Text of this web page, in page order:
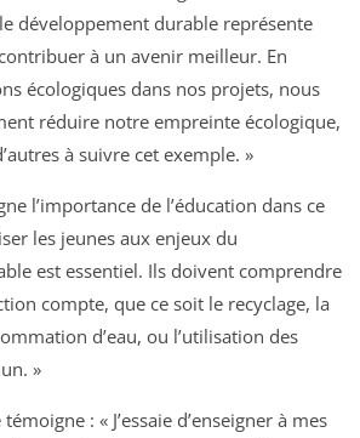
développement durable représente
à un avenir meilleur. En
écologiques dans nos projets, nous
réduire notre empreinte écologique,
à suivre cet exemple. »
l’importance de l’éducation dans ce
les jeunes aux enjeux du
est essentiel. Ils doivent comprendre
compte, que ce soit le recyclage, la
d’eau, ou l’utilisation des
»
: « J’essaie d’enseigner à mes